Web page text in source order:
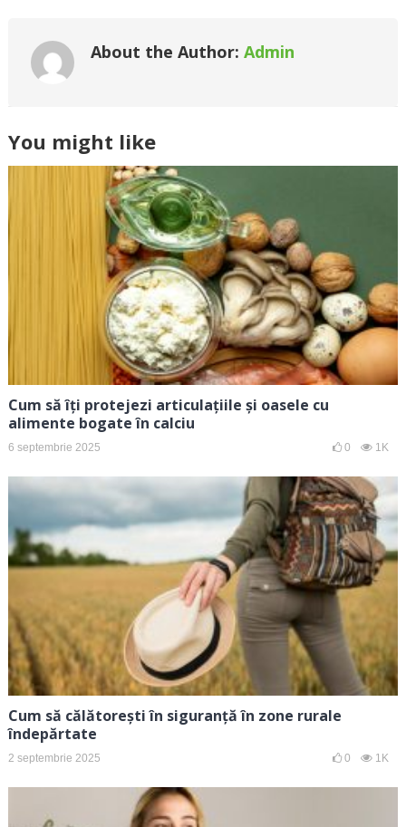
About the Author: Admin
You might like
Cum să îți protejezi articulațiile și oasele cu
alimente bogate în calciu
6 septembrie 2025 0 1K
Cum să călătorești în siguranță în zone rurale
îndepărtate
2 septembrie 2025 0 1K